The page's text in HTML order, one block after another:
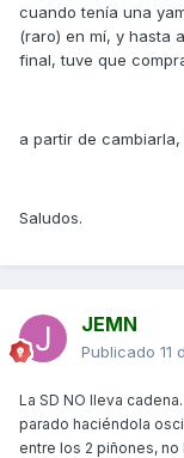
cuando tenía una
(raro) en mí, y hasta
final, tuve que
a partir de
Saludos.
JEMN
Publicado 11
La SD NO lleva
parado haciéndola
entre los 2 piñones, no